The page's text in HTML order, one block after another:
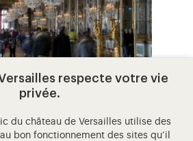
+
du château, du musée et
respecte votre vie
privée.
du château de Versailles utilise des
bon fonctionnement des sites qu’il